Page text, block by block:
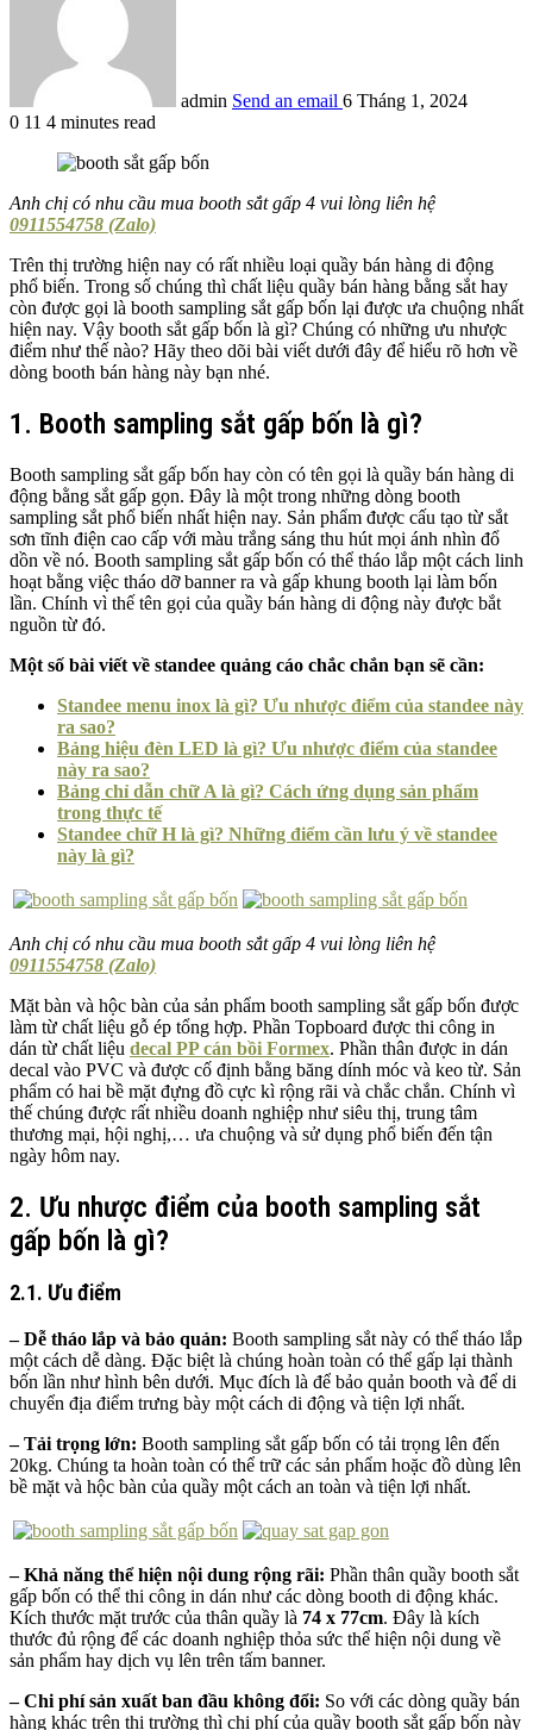
admin Send an email 6 Tháng 1, 2024
0 11 4 minutes read
Anh chị có nhu cầu mua booth sắt gấp 4 vui lòng liên hệ
0911554758 (Zalo)
Trên thị trường hiện nay có rất nhiều loại quầy bán hàng di động
phổ biến. Trong số chúng thì chất liệu quầy bán hàng bằng sắt hay
còn được gọi là booth sampling sắt gấp bốn lại được ưa chuộng nhất
hiện nay. Vậy booth sắt gấp bốn là gì? Chúng có những ưu nhược
điểm như thế nào? Hãy theo dõi bài viết dưới đây để hiểu rõ hơn về
dòng booth bán hàng này bạn nhé.
1. Booth sampling sắt gấp bốn là gì?
Booth sampling sắt gấp bốn hay còn có tên gọi là quầy bán hàng di
động bằng sắt gấp gọn. Đây là một trong những dòng booth
sampling sắt phổ biến nhất hiện nay. Sản phẩm được cấu tạo từ sắt
sơn tĩnh điện cao cấp với màu trắng sáng thu hút mọi ánh nhìn đổ
dồn về nó. Booth sampling sắt gấp bốn có thể tháo lắp một cách linh
hoạt bằng việc tháo dỡ banner ra và gấp khung booth lại làm bốn
lần. Chính vì thế tên gọi của quầy bán hàng di động này được bắt
nguồn từ đó.
Một số bài viết về standee quảng cáo chắc chắn bạn sẽ cần:
Standee menu inox là gì? Ưu nhược điểm của standee này
ra sao?
Bảng hiệu đèn LED là gì? Ưu nhược điểm của standee
này ra sao?
Bảng chỉ dẫn chữ A là gì? Cách ứng dụng sản phẩm
trong thực tế
Standee chữ H là gì? Những điểm cần lưu ý về standee
này là gì?
Anh chị có nhu cầu mua booth sắt gấp 4 vui lòng liên hệ
0911554758 (Zalo)
Mặt bàn và hộc bàn của sản phẩm booth sampling sắt gấp bốn được
làm từ chất liệu gỗ ép tổng hợp. Phần Topboard được thi công in
dán từ chất liệu decal PP cán bồi Formex. Phần thân được in dán
decal vào PVC và được cố định bằng băng dính móc và keo từ. Sản
phẩm có hai bề mặt đựng đồ cực kì rộng rãi và chắc chắn. Chính vì
thế chúng được rất nhiều doanh nghiệp như siêu thị, trung tâm
thương mại, hội nghị,… ưa chuộng và sử dụng phổ biến đến tận
ngày hôm nay.
2. Ưu nhược điểm của booth sampling sắt
gấp bốn là gì?
2.1. Ưu điểm
– Dễ tháo lắp và bảo quản: Booth sampling sắt này có thể tháo lắp
một cách dễ dàng. Đặc biệt là chúng hoàn toàn có thể gấp lại thành
bốn lần như hình bên dưới. Mục đích là để bảo quản booth và để di
chuyển địa điểm trưng bày một cách di động và tiện lợi nhất.
– Tải trọng lớn: Booth sampling sắt gấp bốn có tải trọng lên đến
20kg. Chúng ta hoàn toàn có thể trữ các sản phẩm hoặc đồ dùng lên
bề mặt và hộc bàn của quầy một cách an toàn và tiện lợi nhất.
– Khả năng thể hiện nội dung rộng rãi: Phần thân quầy booth sắt
gấp bốn có thể thi công in dán như các dòng booth di động khác.
Kích thước mặt trước của thân quầy là 74 x 77cm. Đây là kích
thước đủ rộng để các doanh nghiệp thỏa sức thể hiện nội dung về
sản phẩm hay dịch vụ lên trên tấm banner.
– Chi phí sản xuất ban đầu không đổi: So với các dòng quầy bán
hàng khác trên thị trường thì chi phí của quầy booth sắt gấp bốn này